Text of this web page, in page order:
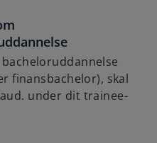
finansbachelor), skal
under dit trainee-